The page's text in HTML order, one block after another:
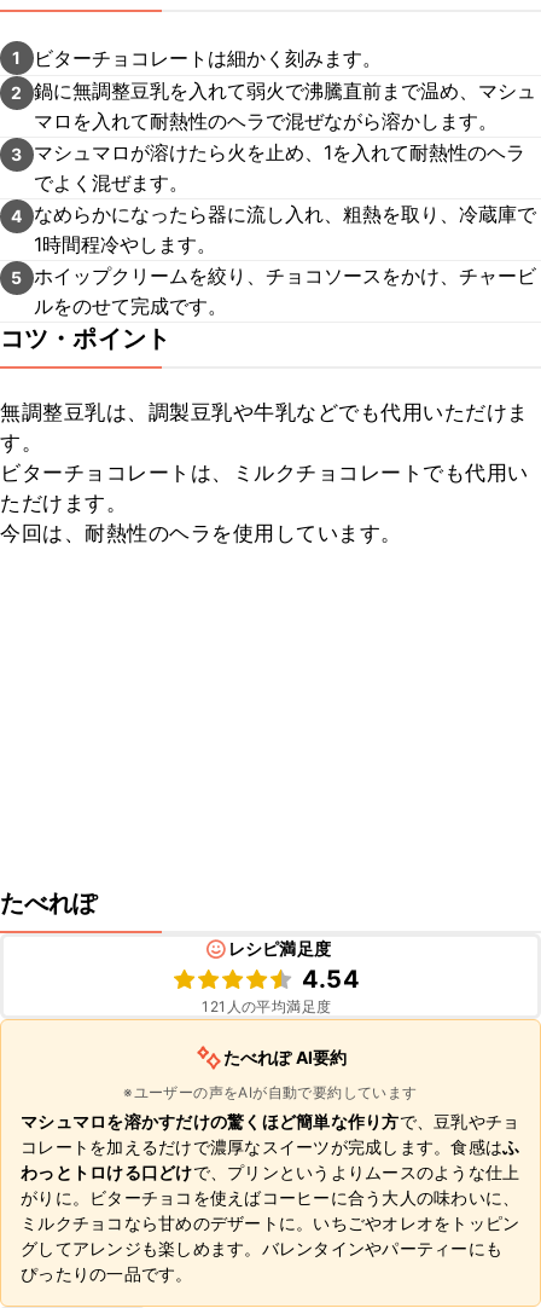
1 ビターチョコレートは細かく刻みます。
2
鍋に無調整豆乳を入れて弱火で沸騰直前まで温め、マシュ
マロを入れて耐熱性のヘラで混ぜながら溶かします。
3
マシュマロが溶けたら火を止め、1を入れて耐熱性のヘラ
でよく混ぜます。
4
なめらかになったら器に流し入れ、粗熱を取り、冷蔵庫で
1時間程冷やします。
5 ホイップクリームを絞り、チョコソースをかけ、チャービ
ルをのせて完成です。
コツ・ポイント
無調整豆乳は、調製豆乳や牛乳などでも代用いただけま
す。
ビターチョコレートは、ミルクチョコレートでも代用い
ただけます。
今回は、耐熱性のヘラを使用しています。
たべれぽ
レシピ満足度
4.54
121 人の平均満足度
たべれぽ AI要約
※ユーザーの声をAIが自動で要約しています
マシュマロを溶かすだけの驚くほど簡単な作り方で、豆乳やチョ
コレートを加えるだけで濃厚なスイーツが完成します。食感はふ
わっとトロける口どけで、プリンというよりムースのような仕上
がりに。ビターチョコを使えばコーヒーに合う大人の味わいに、
ミルクチョコなら甘めのデザートに。いちごやオレオをトッピン
グしてアレンジも楽しめます。バレンタインやパーティーにも
ぴったりの一品です。